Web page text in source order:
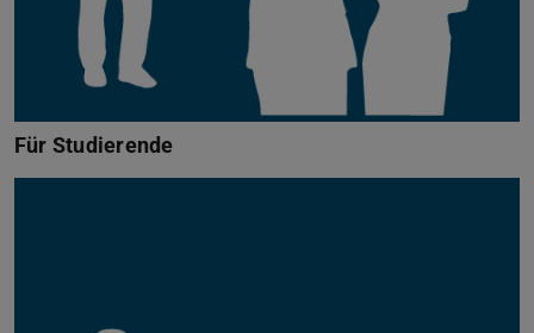
Für Studierende